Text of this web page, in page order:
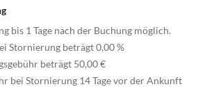
bis 1 Tage nach der Buchung möglich.
Stornierung beträgt 0,00 %
beträgt 50,00 €
bei Stornierung 14 Tage vor der Ankunft